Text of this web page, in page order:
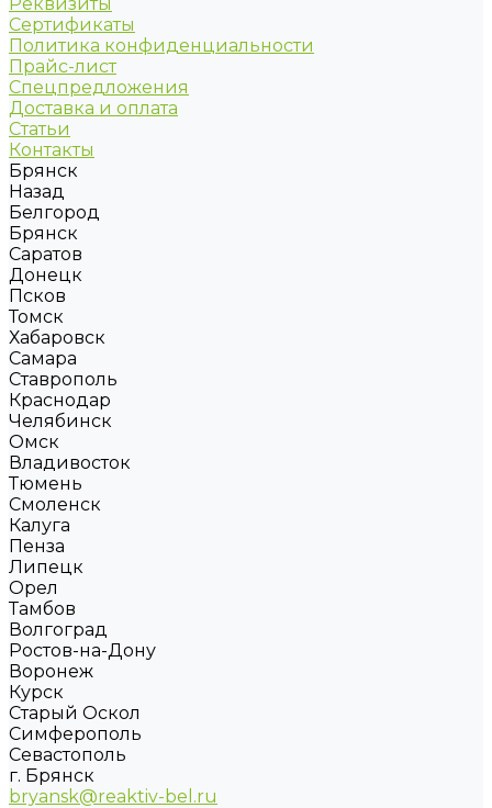
Сертификаты
Политика конфиденциальности
Прайс-лист
Спецпредложения
Доставка и оплата
Статьи
Контакты
Брянск
Назад
Белгород
Брянск
Саратов
Донецк
Псков
Томск
Хабаровск
Самара
Ставрополь
Краснодар
Челябинск
Омск
Владивосток
Тюмень
Смоленск
Калуга
Пенза
Липецк
Орел
Тамбов
Волгоград
Ростов-на-Дону
Воронеж
Курск
Старый Оскол
Симферополь
Севастополь
г. Брянск
bryansk@reaktiv-bel.ru